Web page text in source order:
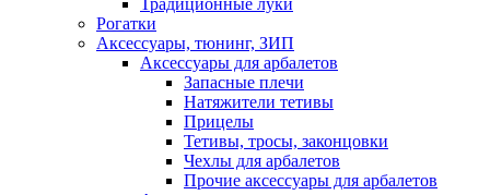
Рогатки
Аксессуары, тюнинг, ЗИП
Аксессуары для арбалетов
Запасные плечи
Натяжители тетивы
Прицелы
Тетивы, тросы, законцовки
Чехлы для арбалетов
Прочие аксессуары для арбалетов